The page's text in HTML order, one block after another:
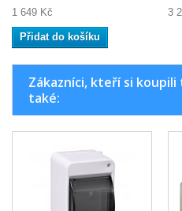
1 649 Kč
Přidat do košíku
3
Zákazníci, kteří si
také: